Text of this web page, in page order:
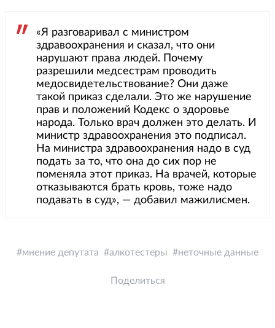
«Я разговаривал с министром
здравоохранения и сказал, что они
нарушают права людей. Почему
разрешили медсестрам проводить
медосвидетельствование? Они даже
такой приказ сделали. Это же нарушение
прав и положений Кодекс о здоровье
народа. Только врач должен это делать. И
министр здравоохранения это подписал.
На министра здравоохранения надо в суд
подать за то, что она до сих пор не
поменяла этот приказ. На врачей, которые
отказываются брать кровь, тоже надо
подавать в суд», — добавил мажилисмен.
мнение депутата алкотестеры неточные данные
Поделиться